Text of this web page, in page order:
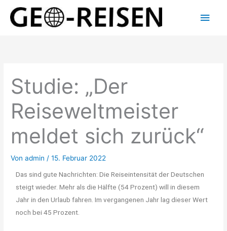
Inhalt
Studie: „Der
Reiseweltmeister
meldet sich zurück“
Vonadmin /15. Februar 2022
Das sind gute Nachrichten: Die Reiseintensität der Deutschen
steigt wieder. Mehr als die Hälfte (54 Prozent) will in diesem
Jahr in den Urlaub fahren. Im vergangenen Jahr lag dieser Wert
noch bei 45 Prozent.